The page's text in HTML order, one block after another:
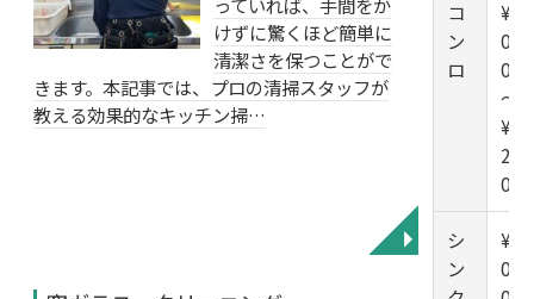
けずに驚くほど簡単に
清潔さを保つことがで
きます。本記事では、プロの清掃スタッフが
教える効果的なキッチン掃…
◥
コ
ン
ロ
¥1
0,0
00
～
¥1
2,0
00
シ
ン
¥1
0,0